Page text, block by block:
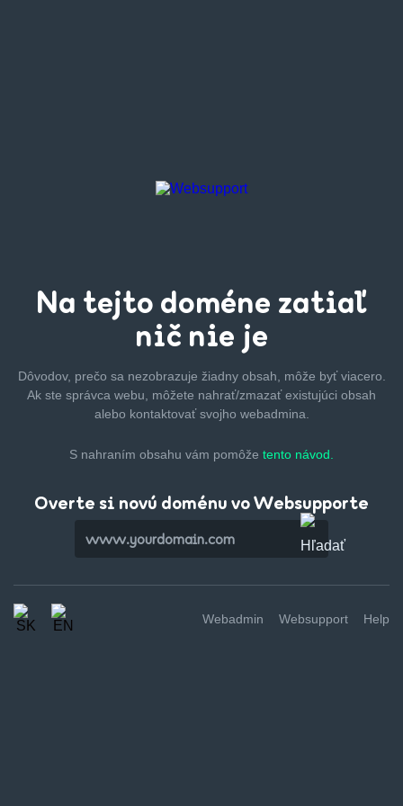
Na tejto doméne zatiaľ
nič nie je
Dôvodov, prečo sa nezobrazuje žiadny obsah, môže byťviacero.
Ak ste správca webu, môžete nahrať/zmazaťexistujúci obsah
alebo kontaktovať svojho webadmina.
S nahraním obsahu vám pomôže tento návod.
Overte si novú doménu vo Websupporte
Webadmin Websupport Help